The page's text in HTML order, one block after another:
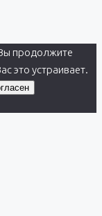
продолжите
это устраивает.